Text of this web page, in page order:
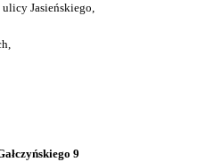
ulicy Jasieńskiego,
9